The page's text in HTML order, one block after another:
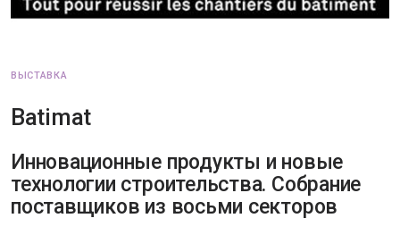
ВЫСТАВКА
Batimat
Инновационные продукты и новые
технологии строительства. Собрание
поставщиков из восьми секторов